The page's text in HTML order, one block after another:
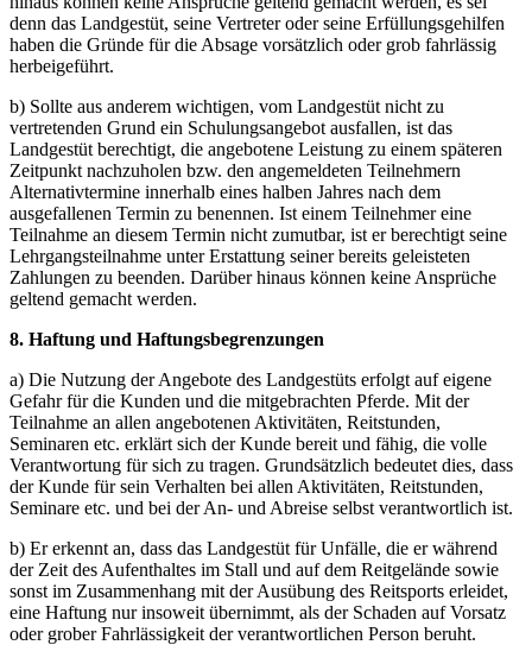
denn das Landgestüt, seine Vertreter oder seine Erfüllungsgehilfen
haben die Gründe für die Absage vorsätzlich oder grob fahrlässig
herbeigeführt.
b) Sollte aus anderem wichtigen, vom Landgestüt nicht zu
vertretenden Grund ein Schulungsangebot ausfallen, ist das
Landgestüt berechtigt, die angebotene Leistung zu einem späteren
Zeitpunkt nachzuholen bzw. den angemeldeten Teilnehmern
Alternativtermine innerhalb eines halben Jahres nach dem
ausgefallenen Termin zu benennen. Ist einem Teilnehmer eine
Teilnahme an diesem Termin nicht zumutbar, ist er berechtigt seine
Lehrgangsteilnahme unter Erstattung seiner bereits geleisteten
Zahlungen zu beenden. Darüber hinaus können keine Ansprüche
geltend gemacht werden.
8. Haftung und Haftungsbegrenzungen
a) Die Nutzung der Angebote des Landgestüts erfolgt auf eigene
Gefahr für die Kunden und die mitgebrachten Pferde. Mit der
Teilnahme an allen angebotenen Aktivitäten, Reitstunden,
Seminaren etc. erklärt sich der Kunde bereit und fähig, die volle
Verantwortung für sich zu tragen. Grundsätzlich bedeutet dies, dass
der Kunde für sein Verhalten bei allen Aktivitäten, Reitstunden,
Seminare etc. und bei der An- und Abreise selbst verantwortlich ist.
b) Er erkennt an, dass das Landgestüt für Unfälle, die er während
der Zeit des Aufenthaltes im Stall und auf dem Reitgelände sowie
sonst im Zusammenhang mit der Ausübung des Reitsports erleidet,
eine Haftung nur insoweit übernimmt, als der Schaden auf Vorsatz
oder grober Fahrlässigkeit der verantwortlichen Person beruht.